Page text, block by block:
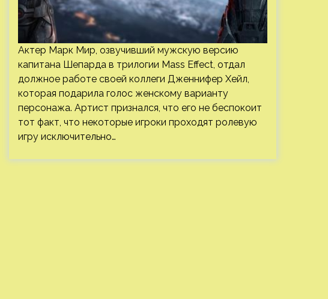
Актер Марк Мир, озвучивший мужскую версию
капитана Шепарда в трилогии Mass Effect, отдал
должное работе своей коллеги Дженнифер Хейл,
которая подарила голос женскому варианту
персонажа. Артист признался, что его не беспокоит
тот факт, что некоторые игроки проходят ролевую
игру исключительно…